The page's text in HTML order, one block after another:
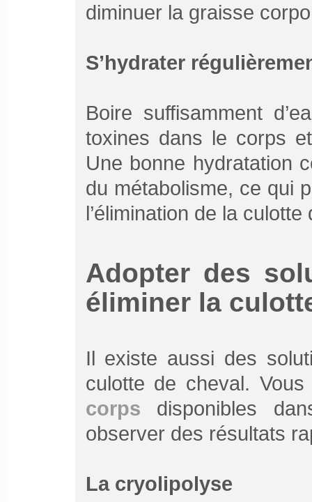
diminuer la graisse
S’hydrater
Boire suffisamment
toxines dans le corps
Une bonne hydratation
du métabolisme, ce qui
l’élimination de la culotte
Adopter des
éliminer la
Il existe aussi des
culotte de cheval.
corps disponibles
observer des résultats
La cryolipolyse